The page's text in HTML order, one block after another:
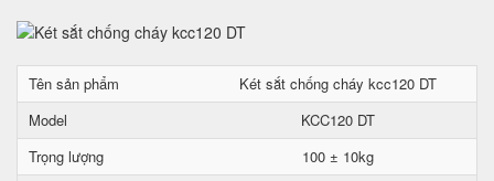
Tên sản phẩm
Két sắt chống cháy kcc120 DT
Model
KCC120 DT
Trọng lượng
100 ± 10kg